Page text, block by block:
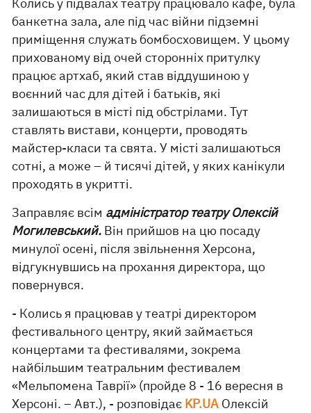
банкетна зала, але під час війни підземні
приміщення служать бомбосховищем. У цьому
прихованому від очей сторонніх притулку
працює артхаб, який став віддушиною у
воєнний час для дітей і батьків, які
залишаються в місті під обстрілами. Тут
ставлять вистави, концерти, проводять
майстер-класи та свята. У місті залишаються
сотні, а може – й тисячі дітей, у яких канікули
проходять в укритті.
Заправляє всім адміністратор театру Олексій
Могилевський. Він прийшов на цю посаду
минулої осені, після звільнення Херсона,
відгукнувшись на прохання директора, що
повернувся.
- Колись я працював у театрі директором
фестивального центру, який займається
концертами та фестивалями, зокрема
найбільшим театральним фестивалем
«Мельпомена Таврії» (пройде 8 - 16 вересня в
Херсоні. – Авт.), - розповідає KP.UA Олексій